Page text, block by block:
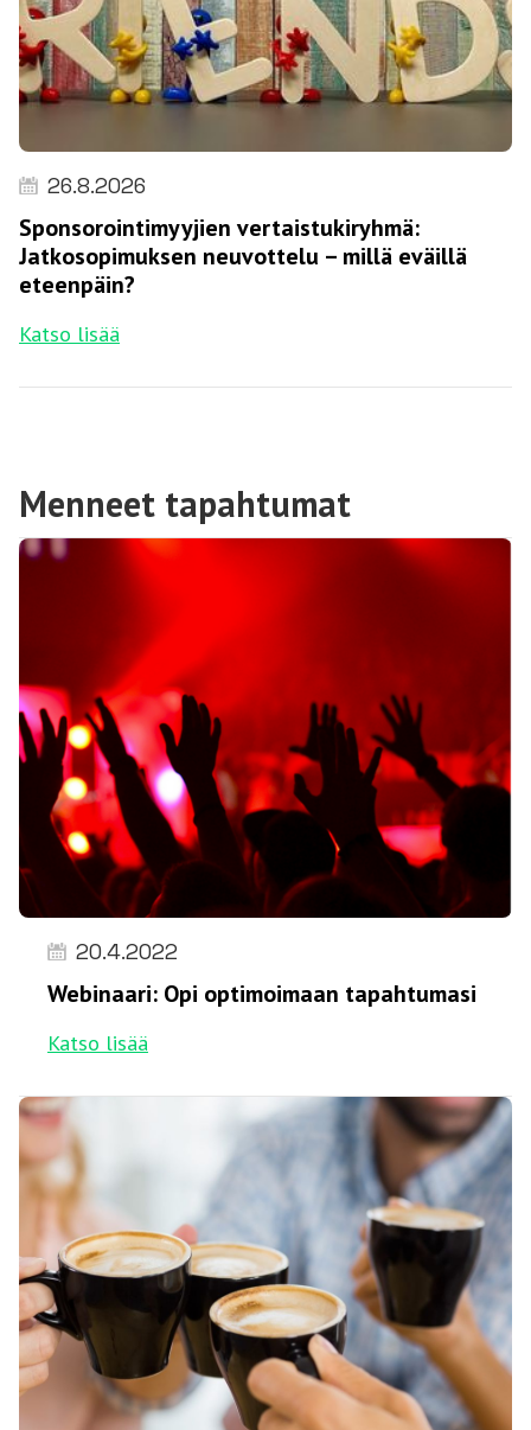
26.8.2026
Sponsorointimyyjien vertaistukiryhmä:
Jatkosopimuksen neuvottelu – millä eväillä
eteenpäin?
Katso lisää
Menneet tapahtumat
20.4.2022
Webinaari: Opi optimoimaan tapahtumasi
Katso lisää